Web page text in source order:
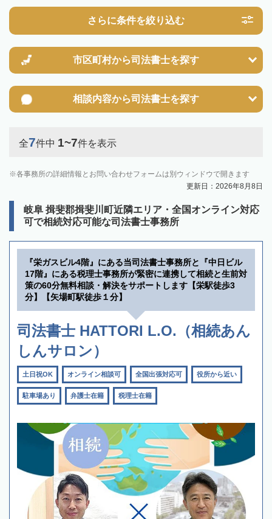
さらに条件を絞り込む
市区町村から司法書士を探す
相談内容から司法書士を探す
全7件中 1~7件を表示
各事務所の詳細情報とお問い合わせフォームは別ウィンドウで開きます
更新日：2026年8月8日
岐阜 揖斐郡揖斐川町近隣エリア・全国オンライン対応
可で相続対応可能な司法書士事務所
『栄ガスビル4階』にある当司法書士事務所と『中日ビル
17階』にある税理士事務所が緊密に連携して相続と生前対
策の60分無料相談・解決をサポートします【栄駅徒歩3
分】【矢場町駅徒歩１分】
司法書士 HATTORI L.O.（相続あん
しんサロン）
土日祝OK オンライン相談可 全国出張対応可 役所から近い
駐車場あり 弁護士在籍 税理士在籍